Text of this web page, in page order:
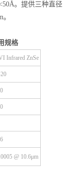
。提供三种直径
规格
Infrared ZnSe
@ 10.6μm